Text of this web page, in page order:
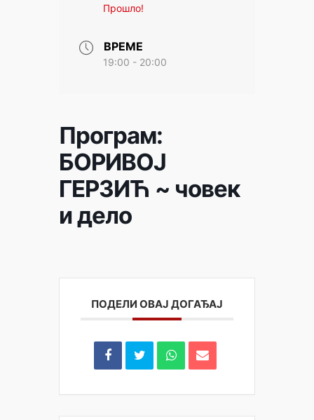
Прошло!
ВРЕМЕ
19:00 - 20:00
Програм:
БОРИВОЈ
ГЕРЗИЋ ~ човек
и дело
ПОДЕЛИ ОВАЈ ДОГАЂАЈ